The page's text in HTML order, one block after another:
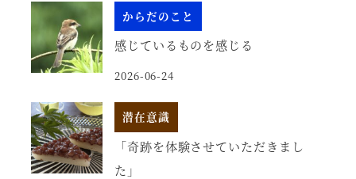
からだのこと
感じているものを感じる
2026-06-24
潜在意識
「奇跡を体験させていただきまし
た」